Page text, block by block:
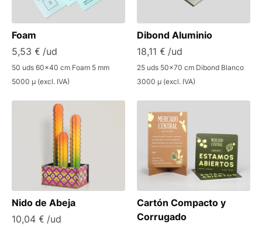
Foam
5,53 € /ud
50 uds 60x40 cm Foam 5 mm
5000 µ (excl. IVA)
Dibond Aluminio
18,11 € /ud
25 uds 50x70 cm Dibond Blanco
3000 µ (excl. IVA)
Nido de Abeja
10,04 € /ud
Cartón Compacto y
Corrugado